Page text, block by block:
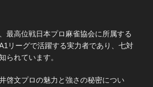
最高位戦日本プロ麻雀協会に所属する
リーグで活躍する実力者であり、七対
られています。
啓文プロの魅力と強さの秘密につい